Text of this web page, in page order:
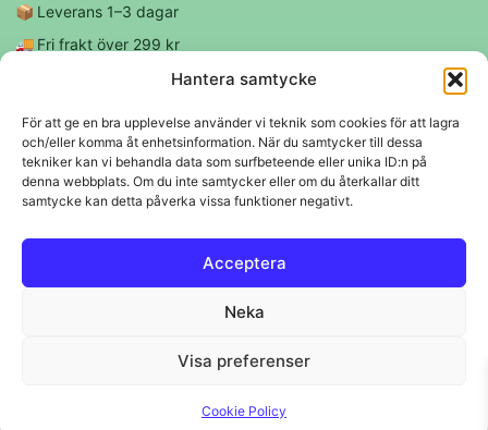
Hantera samtycke
För att ge en bra upplevelse använder vi teknik som cookies för att lagra
och/eller komma åt enhetsinformation. När du samtycker till dessa
tekniker kan vi behandla data som surfbeteende eller unika ID:n på
denna webbplats. Om du inte samtycker eller om du återkallar ditt
samtycke kan detta påverka vissa funktioner negativt.
Acceptera
Neka
Visa preferenser
Cookie Policy
📦 Leverans 1–3 dagar
🚚 Fri frakt över 299 kr
Följ oss
f ◎
Swish
Svenskt lager 🇸🇪 • Snabba leveranser • Trygga köp